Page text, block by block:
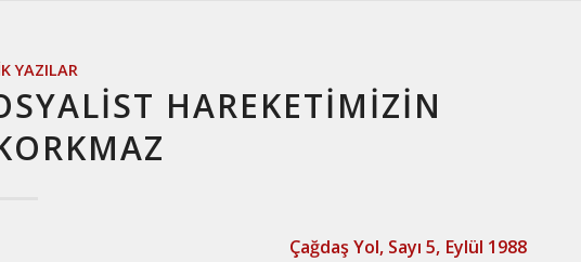
YAZILAR
HAREKETİMİZİN
Çağdaş Yol, Sayı 5, Eylül 1988